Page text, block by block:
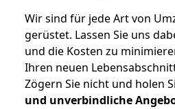
Wir sind für jede Art von
gerüstet. Lassen Sie uns
und die Kosten zu
Ihren neuen
Zögern Sie nicht und holen
und unverbindliche